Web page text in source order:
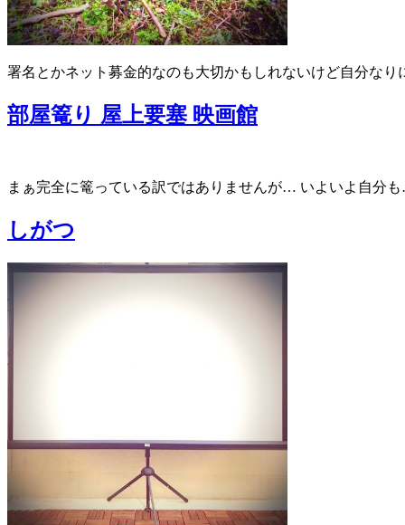
署名とかネット募金的なのも大切かもしれないけど自分な
部屋篭り 屋上要塞 映画館
まぁ完全に篭っている訳ではありませんが… いよいよ自分
しがつ